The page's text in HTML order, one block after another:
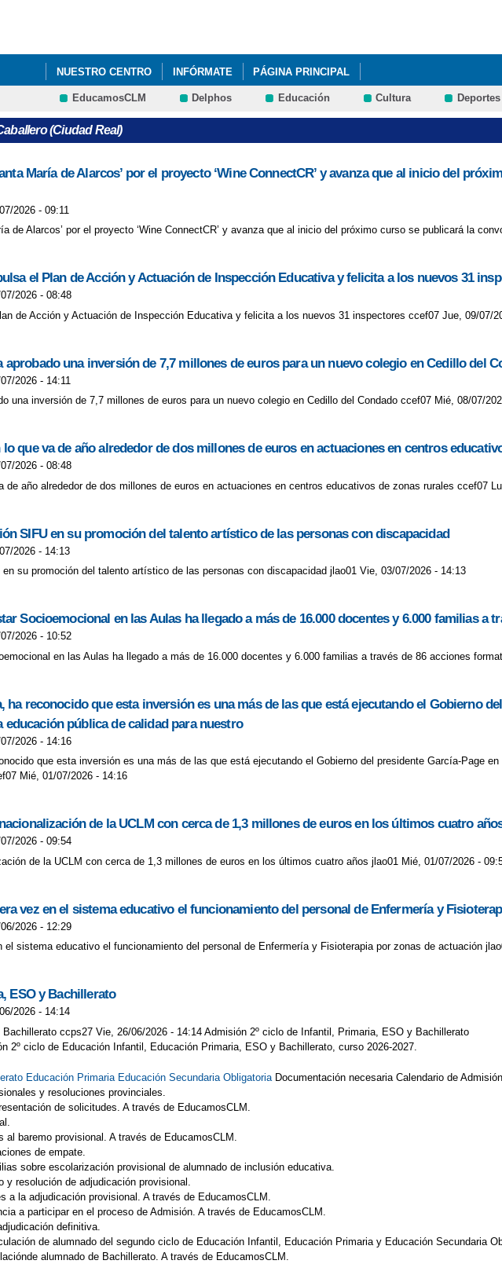
NUESTRO CENTRO INFÓRMATE PÁGINA PRINCIPAL
EducamosCLM Delphos Educación Cultura Deportes
(Ciudad Real)
María de Alarcos’ por el proyecto ‘Wine ConnectCR’ y avanza que al inicio del
2026 - 09:11
de Alarcos’ por el proyecto ‘Wine ConnectCR’ y avanza que al inicio del próximo curso se publicará la
el Plan de Acción y Actuación de Inspección Educativa y felicita a los nuevos 31
2026 - 08:48
de Acción y Actuación de Inspección Educativa y felicita a los nuevos 31 inspectores ccef07 Jue, 09/07/
aprobado una inversión de 7,7 millones de euros para un nuevo colegio en Cedillo del
2026 - 14:11
una inversión de 7,7 millones de euros para un nuevo colegio en Cedillo del Condado ccef07 Mié, 08/07/
que va de año alrededor de dos millones de euros en actuaciones en centros
2026 - 08:48
de año alrededor de dos millones de euros en actuaciones en centros educativos de zonas rurales ccef07
SIFU en su promoción del talento artístico de las personas con discapacidad
2026 - 14:13
su promoción del talento artístico de las personas con discapacidad jlao01 Vie, 03/07/2026 - 14:13
Socioemocional en las Aulas ha llegado a más de 16.000 docentes y 6.000 familias a
2026 - 10:52
en las Aulas ha llegado a más de 16.000 docentes y 6.000 familias a través de 86 acciones
ha reconocido que esta inversión es una más de las que está ejecutando el Gobierno
pública de calidad para nuestro
2026 - 14:16
que esta inversión es una más de las que está ejecutando el Gobierno del presidente García-Page
Mié, 01/07/2026 - 14:16
de la UCLM con cerca de 1,3 millones de euros en los últimos cuatro
2026 - 09:54
de la UCLM con cerca de 1,3 millones de euros en los últimos cuatro años jlao01 Mié, 01/07/2026 -
vez en el sistema educativo el funcionamiento del personal de Enfermería y
2026 - 12:29
el sistema educativo el funcionamiento del personal de Enfermería y Fisioterapia por zonas de actuación
ESO y Bachillerato
2026 - 14:14
ccps27 Vie, 26/06/2026 - 14:14 Admisión 2º ciclo de Infantil, Primaria, ESO y Bachillerato
2º ciclo de Educación Infantil, Educación Primaria, ESO y Bachillerato, curso 2026-2027.
Educación Primaria Educación Secundaria Obligatoria Documentación necesaria Calendario de
y resoluciones provinciales.
de solicitudes. A través de EducamosCLM.
al baremo provisional. A través de EducamosCLM.
de empate.
sobre escolarización provisional de alumnado de inclusión educativa.
y resolución de adjudicación provisional.
a la adjudicación provisional. A través de EducamosCLM.
a participar en el proceso de Admisión. A través de EducamosCLM.
definitiva.
de alumnado del segundo ciclo de Educación Infantil, Educación Primaria y Educación Secundaria
alumnado de Bachillerato. A través de EducamosCLM.